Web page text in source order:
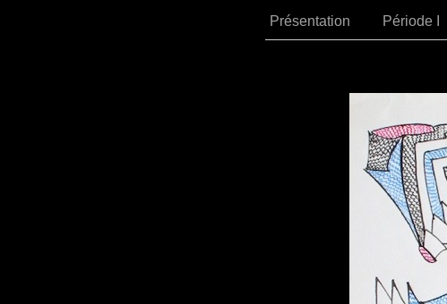
Présentation Période I